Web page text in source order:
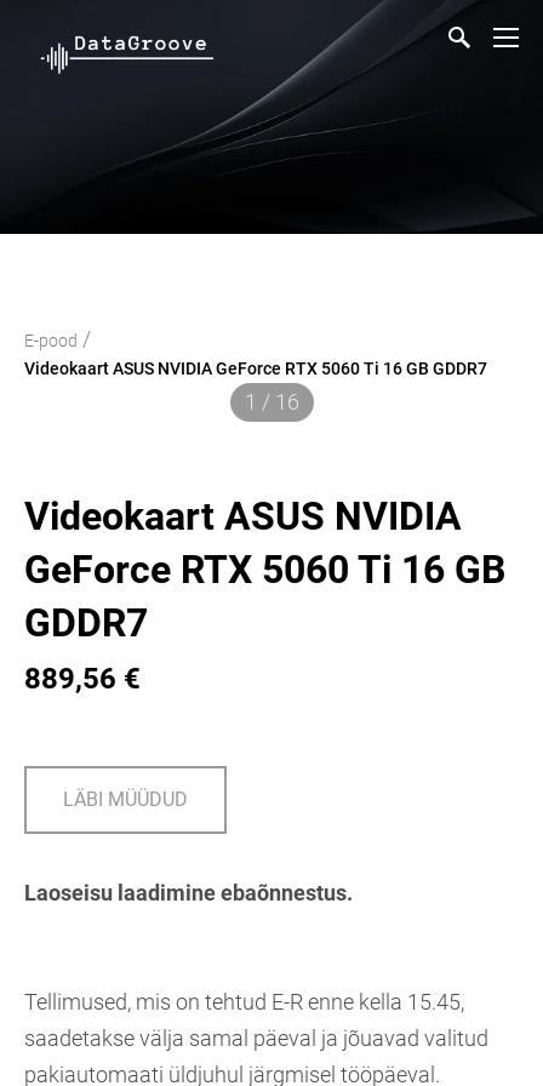
E-pood /
Videokaart ASUS NVIDIA GeForce RTX 5060 Ti 16 GB GDDR7
1 / 16
Videokaart ASUS NVIDIA
GeForce RTX 5060 Ti 16 GB
GDDR7
889,56 €
LÄBI MÜÜDUD
Laoseisu laadimine ebaõnnestus.
Tellimused, mis on tehtud E-R enne kella 15.45,
saadetakse välja samal päeval ja jõuavad valitud
pakiautomaati üldjuhul järgmisel tööpäeval.